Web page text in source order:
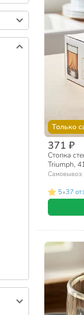
Только
371 ₽
Стопка
Triumph,
Самовывоз:
5•37